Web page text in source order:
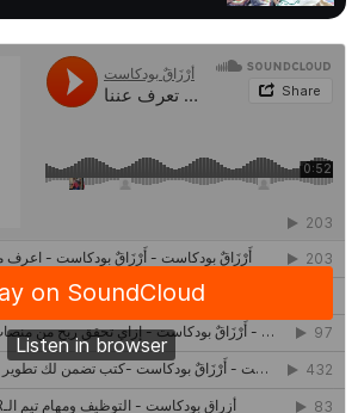
عم عوض| قصة كفاح بائع كتب تبدأ
أقدم مطحن بن في مصر| يكشف لنا أسرار
حصاد 2022 لمشروع "رواد 2030″
كل ما تريد معرفته عن مشروع "رواد 2030″